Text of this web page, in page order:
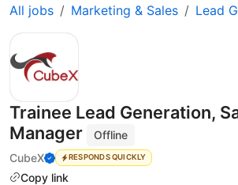
All jobs Marketing & Sales Lead
Trainee Lead Generation,
Manager
Offline
CubeX
RESPONDS QUICKLY
Copy link